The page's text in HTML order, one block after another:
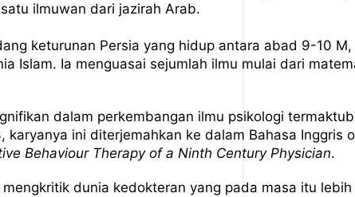
ilmuwan dari jazirah Arab.
keturunan Persia yang hidup antara abad 9-10
Islam. Ia menguasai sejumlah ilmu mulai dari
dalam perkembangan ilmu psikologi
karyanya ini diterjemahkan ke dalam Bahasa Inggris
Behaviour Therapy of a Ninth Century Physician.
dunia kedokteran yang pada masa itu